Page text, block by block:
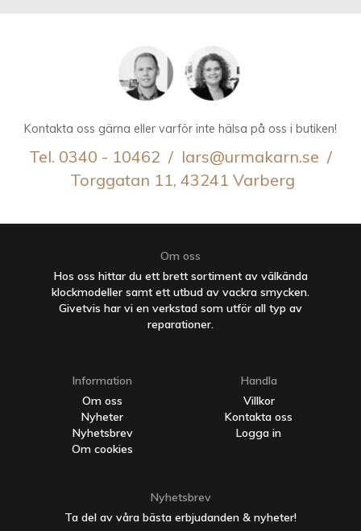
Kontakta oss gärna eller varför inte hälsa på oss i butiken!
Tel. 0340 - 10462 / lars@urmakarn.se /
Torggatan 11, 43241 Varberg
Om oss
Hos oss hittar du ett brett sortiment av välkända
klockmodeller samt ett utbud av vackra smycken.
Givetvis har vi en verkstad som utför all typ av
reparationer.
Information
Om oss
Nyheter
Nyhetsbrev
Om cookies
Handla
Villkor
Kontakta oss
Logga in
Nyhetsbrev
Ta del av våra bästa erbjudanden & nyheter!